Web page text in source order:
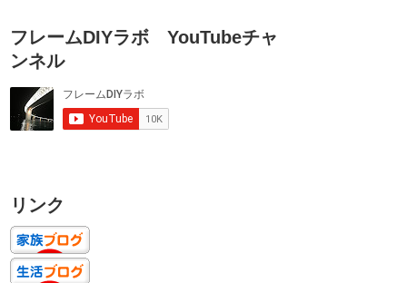
フレームDIYラボ YouTubeチャ
ンネル
リンク